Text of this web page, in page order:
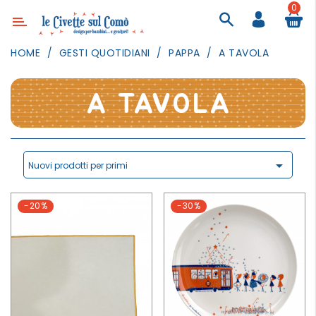
Categoria
ILLUMINAZIONE
TESSILI
GIOCHI
QUOTIDIANI
0
HOME GESTI QUOTIDIANI PAPPA A TAVOLA
A TAVOLA
Nuovi prodotti per primi 
-20% -30%